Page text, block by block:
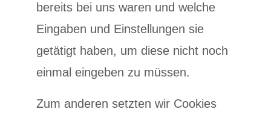
bereits bei uns waren und welche
Eingaben und Einstellungen sie
getätigt haben, um diese nicht noch
einmal eingeben zu müssen.
Zum anderen setzten wir Cookies